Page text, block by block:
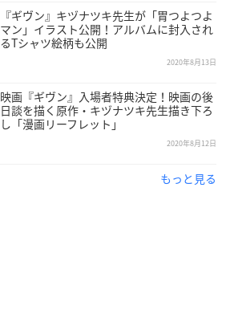
『ギヴン』キヅナツキ先生が「胃つよつよ
マン」イラスト公開！アルバムに封入され
るTシャツ絵柄も公開
2020年8月13日
映画『ギヴン』入場者特典決定！映画の後
日談を描く原作・キヅナツキ先生描き下ろ
し「漫画リーフレット」
2020年8月12日
もっと見る